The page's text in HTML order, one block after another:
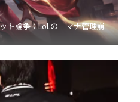
ト論争：LoLの「マナ管理崩